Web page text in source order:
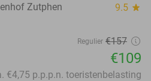
Zutphen 9.5 star
Regulier €157
€109
€4,75 p.p.p.n. toeristenbelasting